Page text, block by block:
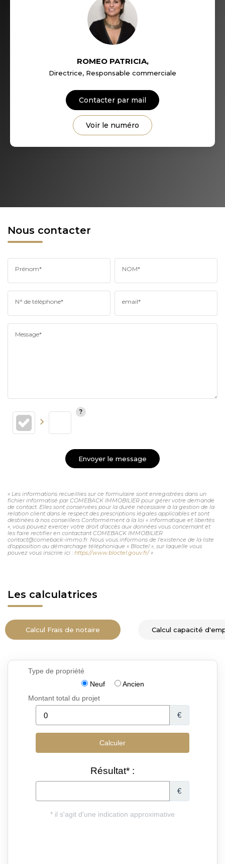
MÉDECINS
ROMEO PATRICIA,
Directrice, Responsable commerciale
Contacter par mail
Voir le numéro
Nous contacter
Prénom* NOM*
N° de téléphone* email*
Message*
Envoyer le message
« Les informations recueillies sur ce formulaire sont enregistrées dans un
fichier informatisé par COMEBACK IMMOBILIER pour gérer votre demande
de contact. Elles sont conservées pour la durée nécessaire à la gestion de la
relation client dans le respect des prescriptions légales applicables et sont
destinées à nos conseillers Conformément à la loi « informatique et libertés
», vous pouvez exercer votre droit d'accès aux données vous concernant et
les faire rectifier en contactant COMEBACK IMMOBILIER
contact@comeback-immo.fr. Nous vous informons de l'existence de la liste
d'opposition au démarchage téléphonique « Bloctel », sur laquelle vous
pouvez vous inscrire ici : https://www.bloctel.gouv.fr/»
Les calculatrices
Calcul Frais de notaire Calcul capacité